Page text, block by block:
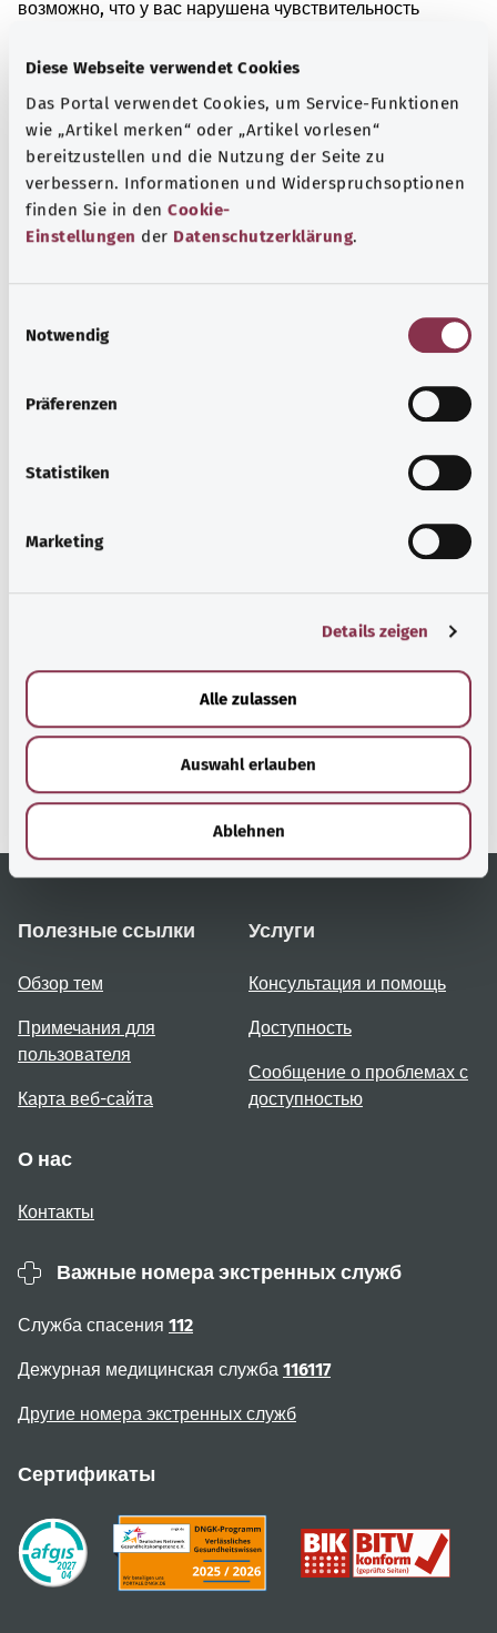
Diese Webseite verwendet Cookies
Das Portal verwendet Cookies, um Service-Funktionen
wie „Artikel merken“ oder „Artikel vorlesen“
bereitzustellen und die Nutzung der Seite zu
verbessern. Informationen und Widerspruchsoptionen
finden Sie in den Cookie-
Einstellungen der Datenschutzerklärung.
Notwendig
Präferenzen
Statistiken
Marketing
Details zeigen
Alle zulassen
Auswahl erlauben
Ablehnen
возможно, что у вас нарушена чувствительность
Пораженные мышцы ног вялые. Возможно, эти мышцы
постепенно разрушаются. Кроме того, возможно, что у
вас повреждены определенные участки головного
мозга.
Дополнительные обозначения
Указание
Предоставлено некоммерческой организацией Was
hab’ ich? GmbH по поручению Bundesministerium für
Gesundheit (BMG, Федеральное министерство
Наверх
gesund.bund.de
Сервис министерства
Bundesministerium für
министерство
здравоохранения).
Полезные ссылки
Обзор тем
Примечания для
пользователя
Карта веб-сайта
Услуги
Консультация и помощь
Доступность
Сообщение о проблемах с
доступностью
О нас
Контакты
Важные номера экстренных служб
Служба спасения 112
Дежурная медицинская служба 116117
Другие номера экстренных служб
Сертификаты